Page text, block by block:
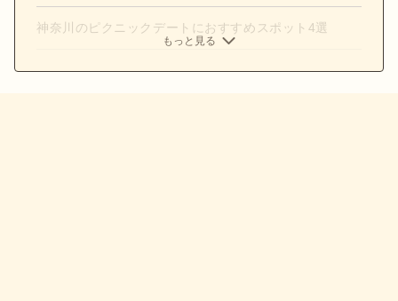
神奈川のピクニックデートにおすすめスポット4選
もっと見る